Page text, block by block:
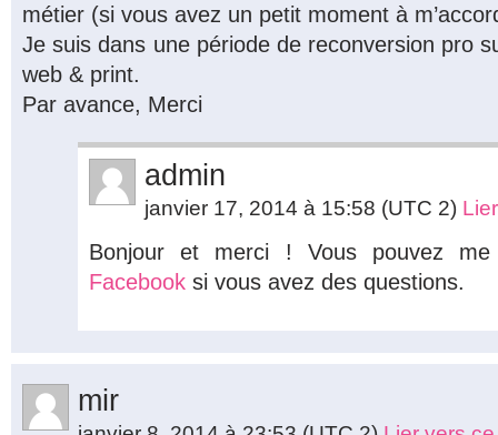
métier (si vous avez un petit moment à
Je suis dans une période de reconversion pro
web & print.
Par avance, Merci
admin
janvier 17, 2014 à 15:58 (UTC 2)
Bonjour et merci ! Vous pouvez
Facebook si vous avez des questions.
mir